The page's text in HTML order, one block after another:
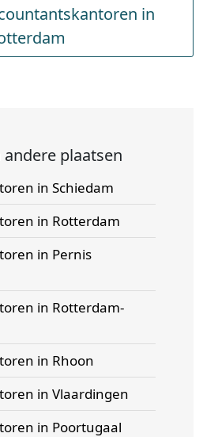
in
plaatsen
in Schiedam
in Rotterdam
in Pernis
in Rotterdam-
in Rhoon
in Vlaardingen
in Poortugaal